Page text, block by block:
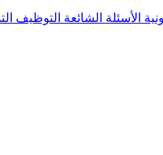
الأسئلة الشائعة التوظيف